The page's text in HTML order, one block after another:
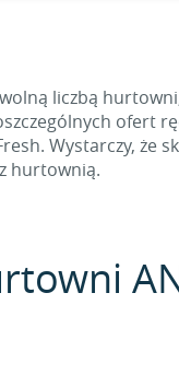
liczbą
ofert
Wystarczy, że
hurtownią.